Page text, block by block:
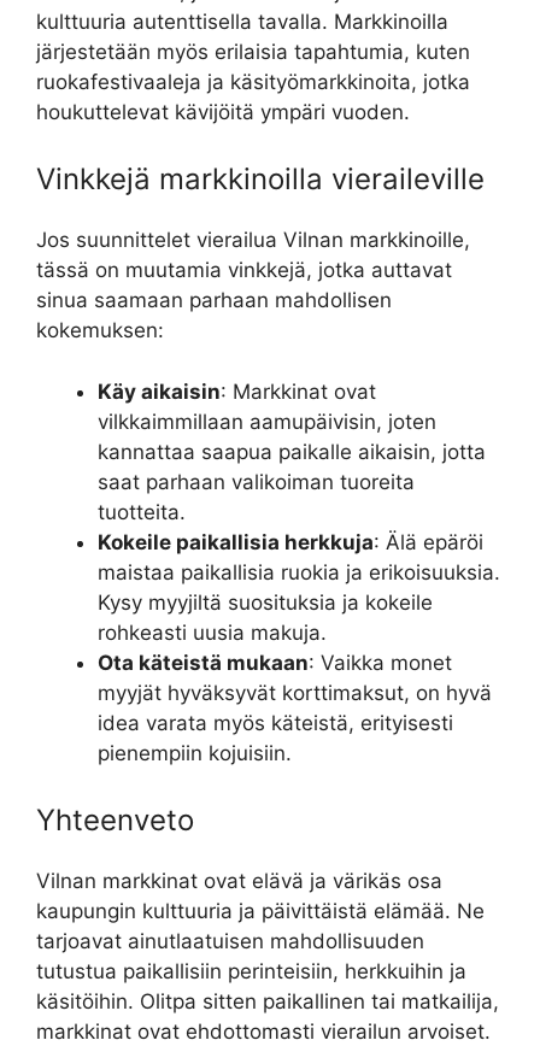
kulttuuria autenttisella tavalla. Markkinoilla
järjestetään myös erilaisia tapahtumia, kuten
ruokafestivaaleja ja käsityömarkkinoita, jotka
houkuttelevat kävijöitä ympäri vuoden.
Vinkkejä markkinoilla vieraileville
Jos suunnittelet vierailua Vilnan markkinoille,
tässä on muutamia vinkkejä, jotka auttavat
sinua saamaan parhaan mahdollisen
kokemuksen:
Käy aikaisin: Markkinat ovat
vilkkaimmillaan aamupäivisin, joten
kannattaa saapua paikalle aikaisin, jotta
saat parhaan valikoiman tuoreita
tuotteita.
Kokeile paikallisia herkkuja: Älä epäröi
maistaa paikallisia ruokia ja erikoisuuksia.
Kysy myyjiltä suosituksia ja kokeile
rohkeasti uusia makuja.
Ota käteistä mukaan: Vaikka monet
myyjät hyväksyvät korttimaksut, on hyvä
idea varata myös käteistä, erityisesti
pienempiin kojuisiin.
Yhteenveto
Vilnan markkinat ovat elävä ja värikäs osa
kaupungin kulttuuria ja päivittäistä elämää. Ne
tarjoavat ainutlaatuisen mahdollisuuden
tutustua paikallisiin perinteisiin, herkkuihin ja
käsitöihin. Olitpa sitten paikallinen tai matkailija,
markkinat ovat ehdottomasti vierailun arvoiset.